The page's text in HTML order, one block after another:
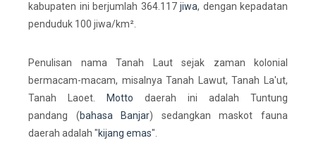
kabupaten ini berjumlah 364.117 jiwa, dengan kepadatan
penduduk 100 jiwa/km².
Penulisan nama Tanah Laut sejak zaman kolonial
bermacam-macam, misalnya Tanah Lawut, Tanah La'ut,
Tanah Laoet.
Motto daerah ini adalah Tuntung
pandang (bahasa Banjar) sedangkan maskot fauna
daerah adalah "kijang emas".